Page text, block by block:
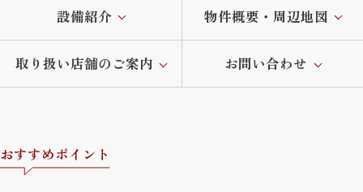
設備紹介 物件概要・周辺地図
取り扱い店舗のご案内 お問い合わせ
おすすめポイント